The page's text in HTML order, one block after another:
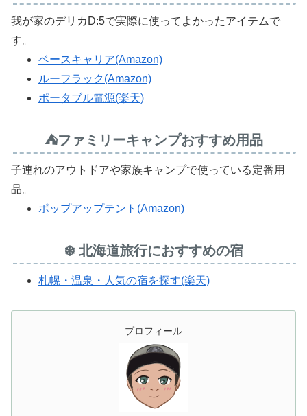
我が家のデリカD:5で実際に使ってよかったアイテムで
す。
ベースキャリア(Amazon)
ルーフラック(Amazon)
ポータブル電源(楽天)
⛺ファミリーキャンプおすすめ用品
子連れのアウトドアや家族キャンプで使っている定番用
品。
ポップアップテント(Amazon)
❄️ 北海道旅行におすすめの宿
札幌・温泉・人気の宿を探す(楽天)
プロフィール